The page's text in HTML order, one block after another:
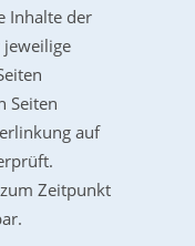
Inhalte der
jeweilige
Seiten
auf
Zeitpunkt